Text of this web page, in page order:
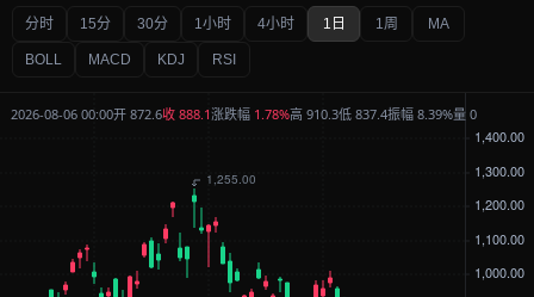
分时 15分 30分 1小时 4小时 1日 1周 MA
BOLL MACD KDJ RSI
2026-08-06 00:00开 872.6收 888.1涨跌幅 1.78%高 910.3低 837.4振幅 8.39%量 0